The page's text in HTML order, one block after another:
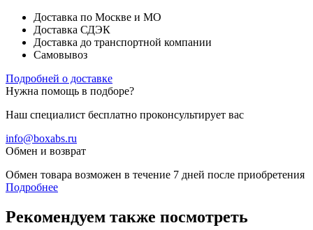
Доставка по Москве и МО
Доставка СДЭК
Доставка до транспортной компании
Самовывоз
Подробней о доставке
Нужна помощь в подборе?
Наш специалист бесплатно проконсультирует вас
info@boxabs.ru
Обмен и возврат
Обмен товара возможен в течение 7 дней после приобретения
Подробнее
Рекомендуем также посмотреть